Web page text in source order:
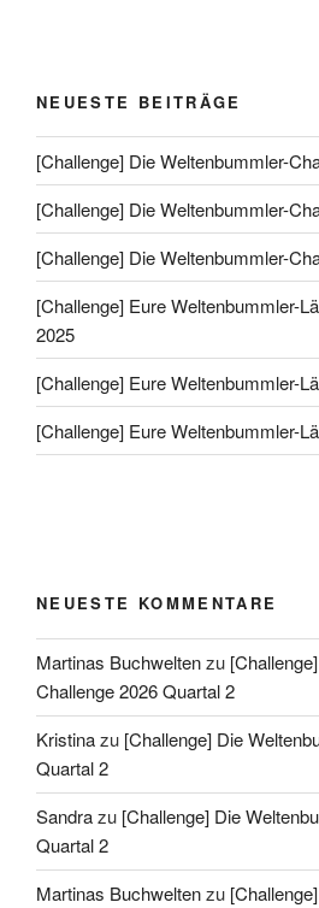
NEUESTE BEITRÄGE
[Challenge] Die Weltenbummler-
[Challenge] Die Weltenbummler-
[Challenge] Die Weltenbummler-
[Challenge] Eure Weltenbummler-
2025
[Challenge] Eure Weltenbummler-
[Challenge] Eure Weltenbummler-
NEUESTE KOMMENTARE
Martinas Buchweltenzu
Challenge 2026 Quartal 2
Kristinazu [Challenge] Die
Quartal 2
Sandrazu [Challenge] Die
Quartal 2
Martinas Buchweltenzu